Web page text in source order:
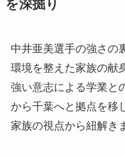
を深掘り
中井亜美選手の強さの
環境を整えた家族の献
強い意志による学業と
から千葉へと拠点を移
家族の視点から紐解き